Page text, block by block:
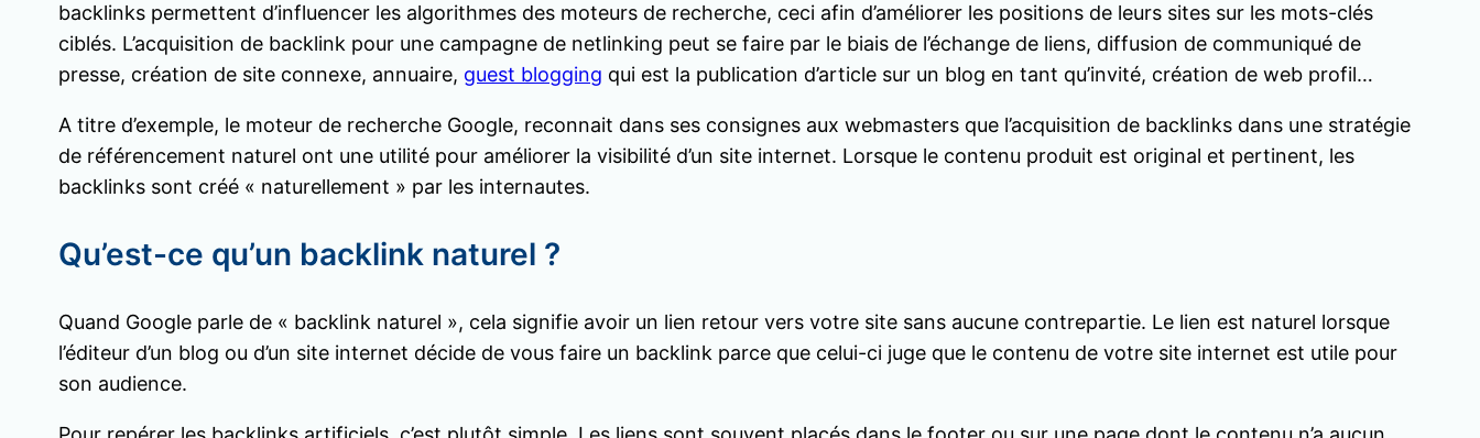
backlinks permettent d’influencer les algorithmes des moteurs de recherche, ceci afin d’améliorer les positions de leurs sites sur les mots-clés
ciblés. L’acquisition de backlink pour une campagne de netlinking peut se faire par le biais de l’échange de liens, diffusion de communiqué de
presse, création de site connexe, annuaire, guest blogging qui est la publication d’article sur un blog en tant qu’invité, création de web profil…
A titre d’exemple, le moteur de recherche Google, reconnait dans ses consignes aux webmasters que l’acquisition de backlinks dans une stratégie
de référencement naturel ont une utilité pour améliorer la visibilité d’un site internet. Lorsque le contenu produit est original et pertinent, les
backlinks sont créé « naturellement » par les internautes.
Qu’est-ce qu’un backlink naturel ?
Quand Google parle de « backlink naturel », cela signifie avoir un lien retour vers votre site sans aucune contrepartie. Le lien est naturel lorsque
l’éditeur d’un blog ou d’un site internet décide de vous faire un backlink parce que celui-ci juge que le contenu de votre site internet est utile pour
son audience.